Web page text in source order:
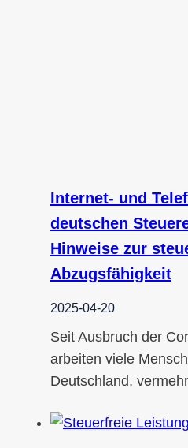
Internet- und
deutschen
Hinweise zur
Abzugsfähigkeit
2025-04-20
Seit Ausbruch der
arbeiten viele
Deutschland,